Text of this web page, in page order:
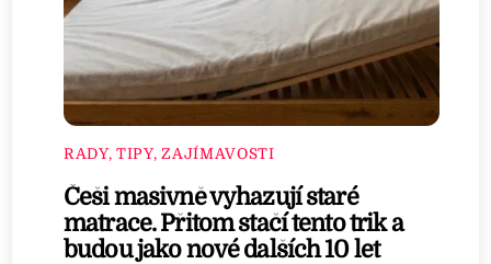
RADY, TIPY, ZAJÍMAVOSTI
Češi masivně vyhazují staré
matrace. Přitom stačí tento trik a
budou jako nové dalších 10 let